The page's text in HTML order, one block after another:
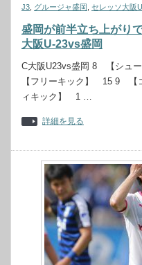
J3 グルージャ盛岡 セレッソ大阪
盛岡が前半立ち上が
大阪U-23vs盛岡
C大阪U23vs盛岡 8 【シ
【フリーキック】 15 9
ィキック】 1 …
詳細を見る